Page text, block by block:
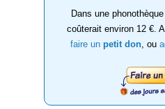
Dans une
coûterait environ 12 €.
faire un petit don, ou